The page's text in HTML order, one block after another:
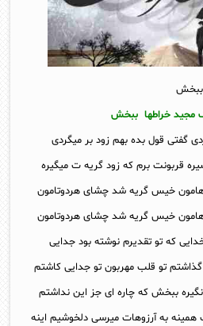
ببخش
مجید خراطها ببخش
گفتی قول بده بهم زود بر میگردی
قربونت برم که زود گریه ت میگیره
خیس گریه شد چشای هردوتامون
خیس گریه شد چشای هردوتامون
که تو تقدیرم نوشته بود جدایی
تو قلب مهربون تو جدایی کاشتم
ببخش که چاره ای جز این نداشتم
به آرزوهات میرسی دلخوشیم اینه